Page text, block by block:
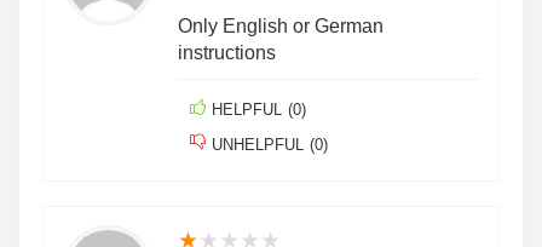
Only English or German
instructions
HELPFUL (0)
UNHELPFUL
(0)
★★ ★ ★ ★